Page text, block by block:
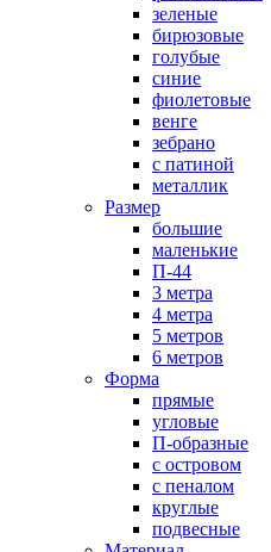
зеленые
бирюзовые
голубые
синие
фиолетовые
венге
зебрано
с патиной
металлик
Размер
большие
маленькие
П-44
3 метра
4 метра
5 метров
6 метров
Форма
прямые
угловые
П-образные
с островом
с пеналом
круглые
подвесные